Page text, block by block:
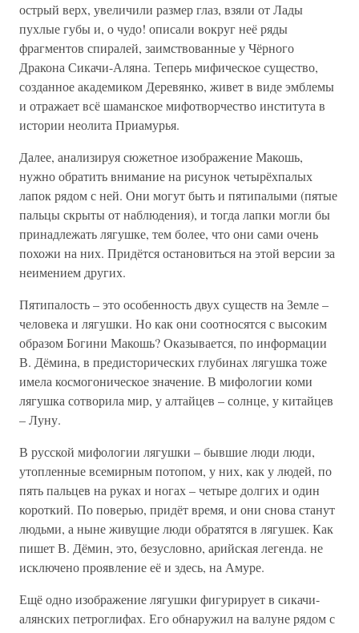
острый верх, увеличили размер глаз, взяли от Лады
пухлые губы и, о чудо! описали вокруг неё ряды
фрагментов спиралей, заимствованные у Чёрного
Дракона Сикачи-Аляна. Теперь мифическое существо,
созданное академиком Деревянко, живет в виде эмблемы
и отражает всё шаманское мифотворчество института в
истории неолита Приамурья.
Далее, анализируя сюжетное изображение Макошь,
нужно обратить внимание на рисунок четырёхпалых
лапок рядом с ней. Они могут быть и пятипалыми (пятые
пальцы скрыты от наблюдения), и тогда лапки могли бы
принадлежать лягушке, тем более, что они сами очень
похожи на них. Придётся остановиться на этой версии за
неимением других.
Пятипалость – это особенность двух существ на Земле –
человека и лягушки. Но как они соотносятся с высоким
образом Богини Макошь? Оказывается, по информации
В. Дёмина, в предисторических глубинах лягушка тоже
имела космогоническое значение. В мифологии коми
лягушка сотворила мир, у алтайцев – солнце, у китайцев
– Луну.
В русской мифологии лягушки – бывшие люди люди,
утопленные всемирным потопом, у них, как у людей, по
пять пальцев на руках и ногах – четыре долгих и один
короткий. По поверью, придёт время, и они снова станут
людьми, а ныне живущие люди обратятся в лягушек. Как
пишет В. Дёмин, это, безусловно, арийская легенда. не
исключено проявление её и здесь, на Амуре.
Ещё одно изображение лягушки фигурирует в сикачи-
алянских петроглифах. Его обнаружил на валуне рядом с